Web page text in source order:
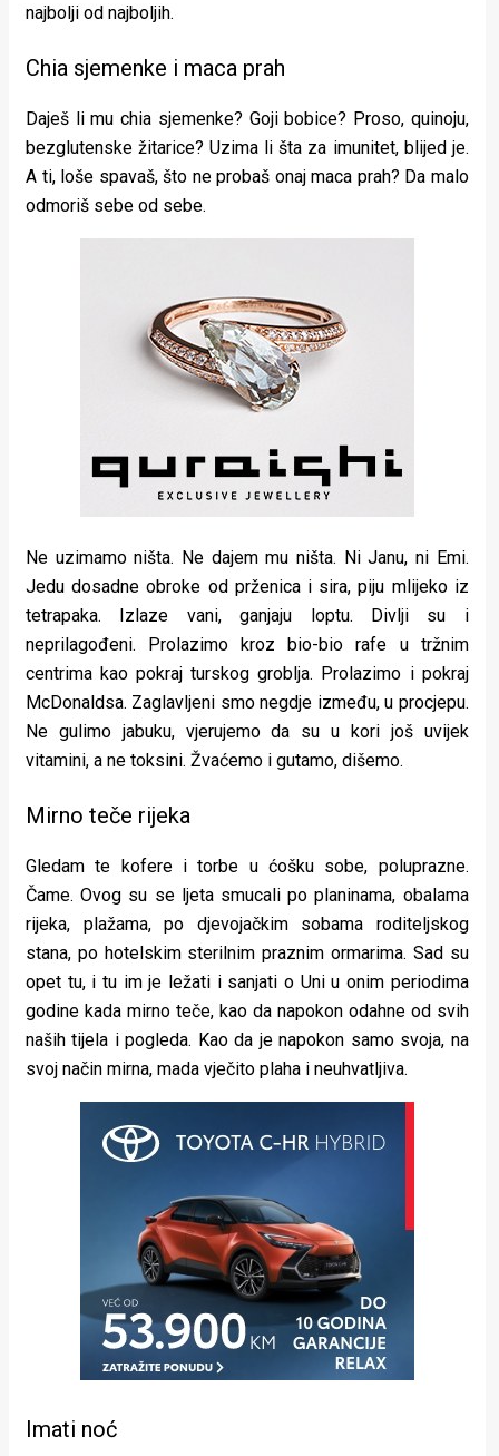
najbolji od najboljih.
Chia sjemenke i maca prah
Daješ li mu chia sjemenke? Goji bobice? Proso, quinoju,
bezglutenske žitarice? Uzima li šta za imunitet, blijed je.
A ti, loše spavaš, što ne probaš onaj maca prah? Da malo
odmoriš sebe od sebe.
Ne uzimamo ništa. Ne dajem mu ništa. Ni Janu, ni Emi.
Jedu dosadne obroke od prženica i sira, piju mlijeko iz
tetrapaka. Izlaze vani, ganjaju loptu. Divlji su i
neprilagođeni. Prolazimo kroz bio-bio rafe u tržnim
centrima kao pokraj turskog groblja. Prolazimo i pokraj
McDonaldsa. Zaglavljeni smo negdje između, u procjepu.
Ne gulimo jabuku, vjerujemo da su u kori još uvijek
vitamini, a ne toksini. Žvaćemo i gutamo, dišemo.
Mirno teče rijeka
Gledam te kofere i torbe u ćošku sobe, poluprazne.
Čame. Ovog su se ljeta smucali po planinama, obalama
rijeka, plažama, po djevojačkim sobama roditeljskog
stana, po hotelskim sterilnim praznim ormarima. Sad su
opet tu, i tu im je ležati i sanjati o Uni u onim periodima
godine kada mirno teče, kao da napokon odahne od svih
naših tijela i pogleda. Kao da je napokon samo svoja, na
svoj način mirna, mada vječito plaha i neuhvatljiva.
Imati noć